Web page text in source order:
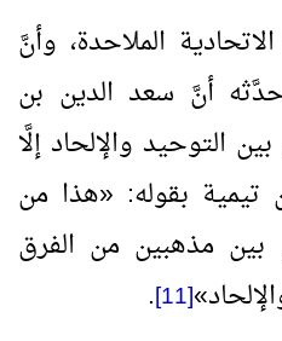
الملاحدة، وأنَّ
أنَّ سعد الدين بن
التوحيد والإلحاد إلَّا
بقوله: «هذا من
مذهبين من الفرق
»
[11]
.